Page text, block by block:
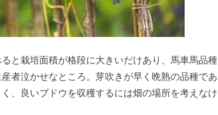
と栽培面積が格段に大きいだけあり、馬車馬品種
者泣かせなところ。芽吹きが早く晩熟の品種であ
、良いブドウを収穫するには畑の場所を考えなけ